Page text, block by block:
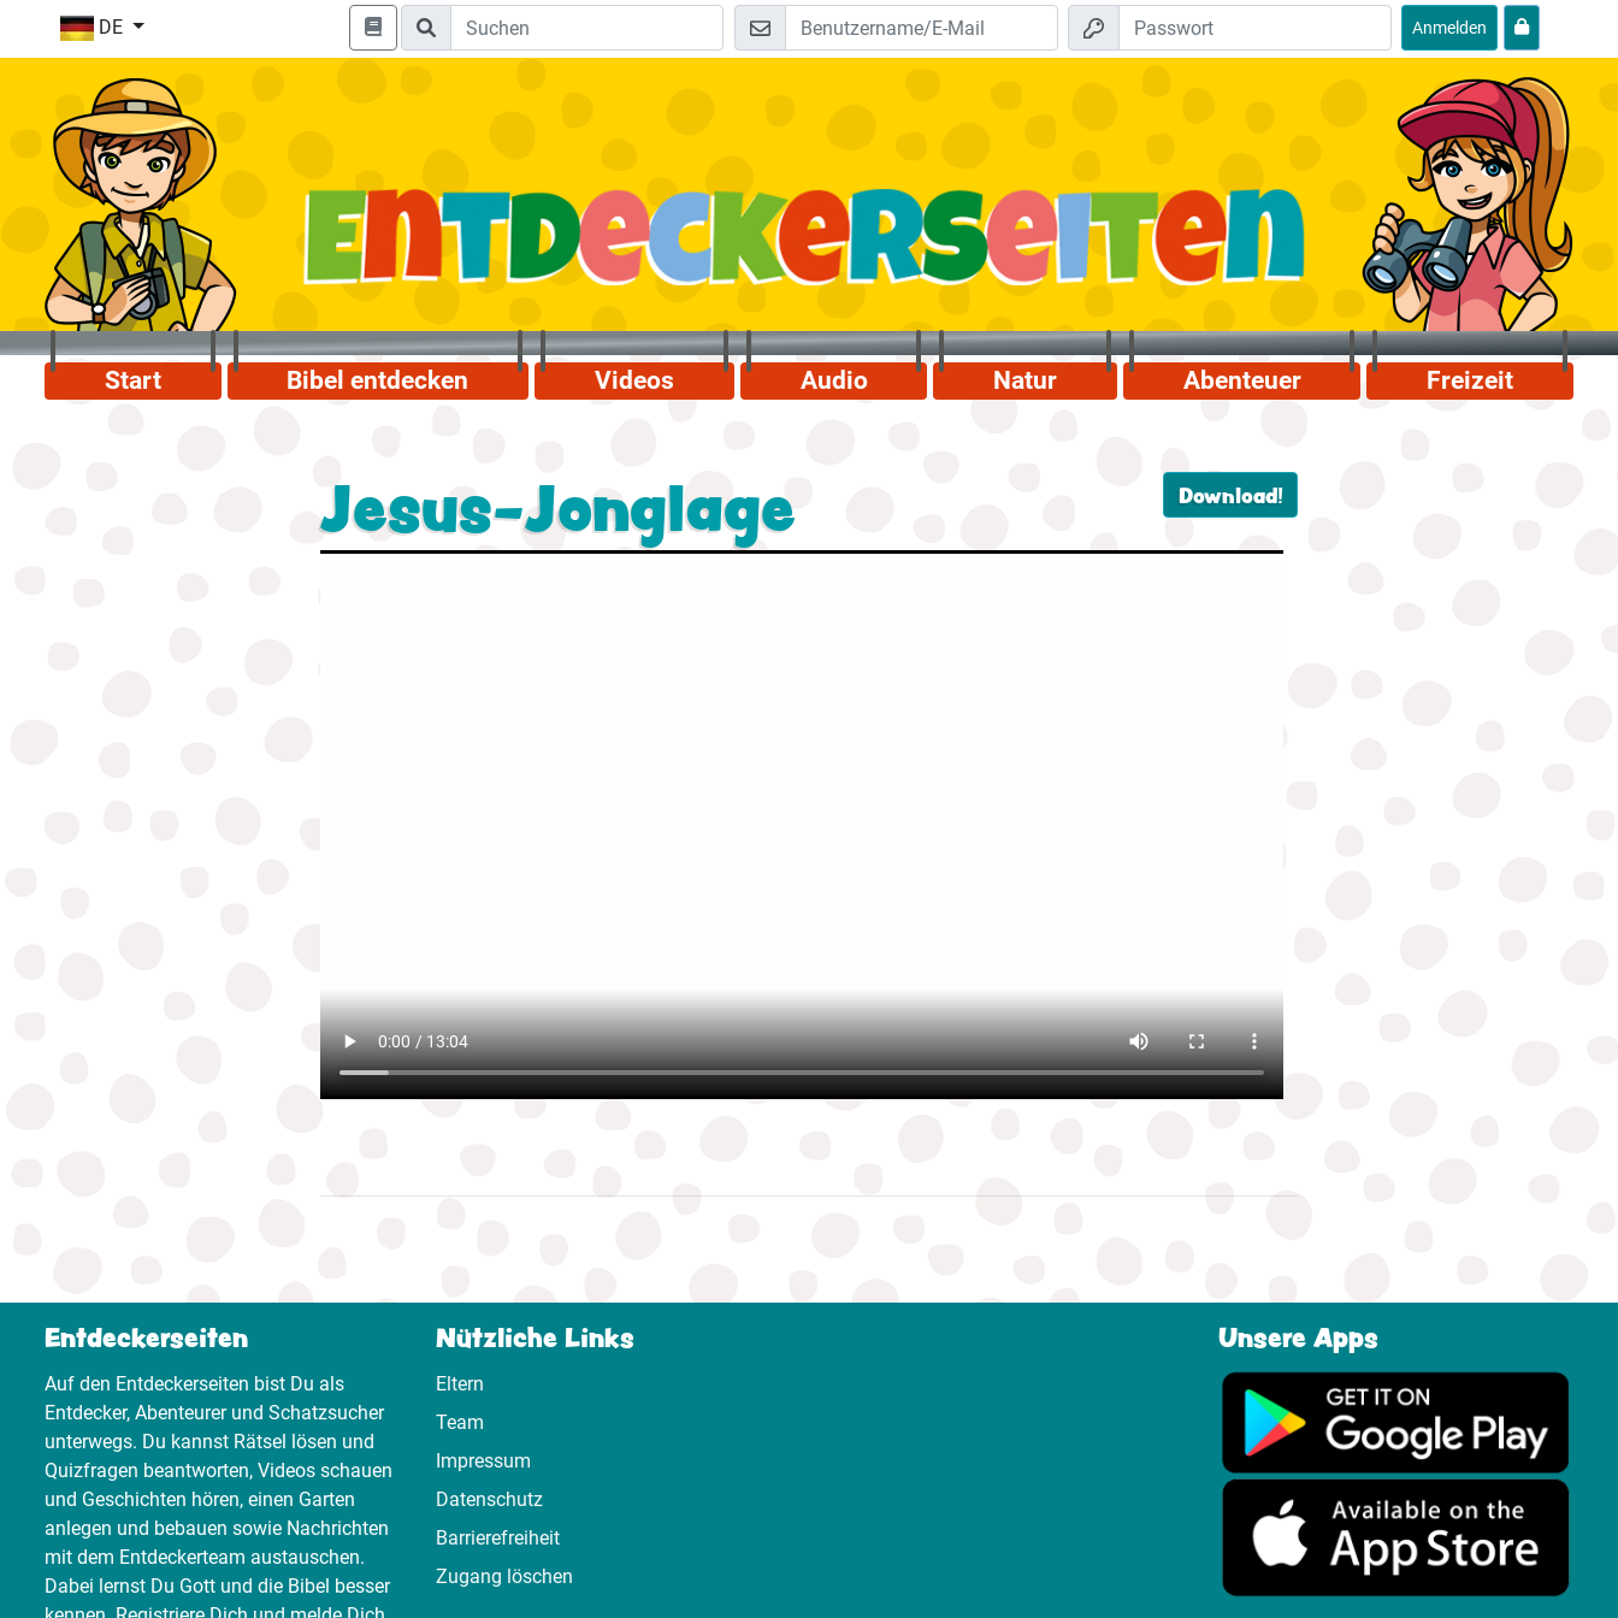
DE Anmelden
Start Bibel entdecken Videos Audio Natur Abenteuer Freizeit
Jesus-Jonglage Download!
Entdeckerseiten
Auf den Entdeckerseiten bist Du als
Entdecker, Abenteurer und Schatzsucher
unterwegs. Du kannst Rätsel lösen und
Quizfragen beantworten, Videos schauen
und Geschichten hören, einen Garten
anlegen und bebauen sowie Nachrichten
mit dem Entdeckerteam austauschen.
Dabei lernst Du Gott und die Bibel besser
Nützliche Links
Eltern
Team
Impressum
Datenschutz
Barrierefreiheit
Zugang löschen
Unsere Apps